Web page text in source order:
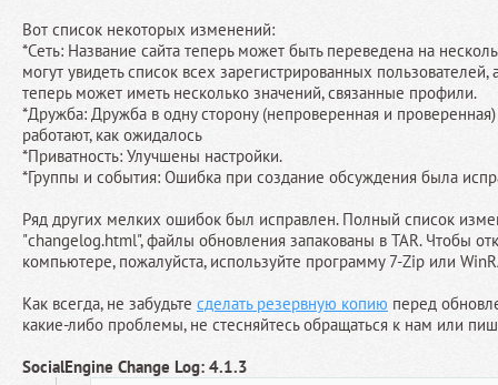
Вот список некоторых изменений:
*Сеть: Название сайта теперь может быть переведена на
могут увидеть список всех зарегистрированных пользователей,
теперь может иметь несколько значений, связанные профили.
*Дружба: Дружба в одну сторону (непроверенная и
работают, как ожидалось
*Приватность: Улучшены настройки.
*Группы и события: Ошибка при создание обсуждения была
Ряд других мелких ошибок был исправлен. Полный список
"changelog.html", файлы обновления запакованы в TAR. Чтобы
компьютере, пожалуйста, используйте программу 7-Zip или
Как всегда, не забудьте сделать резервную копию перед
какие-либо проблемы, не стесняйтесь обращаться к нам или
SocialEngine Change Log: 4.1.3